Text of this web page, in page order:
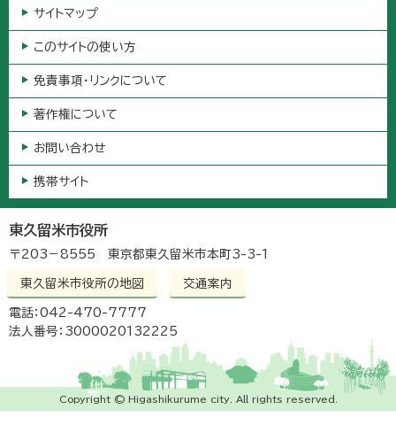
サイトマップ
このサイトの使い方
免責事項・リンクについて
著作権について
お問い合わせ
携帯サイト
東久留米市役所
〒203－8555 東京都東久留米市本町3-3-1
東久留米市役所の地図 交通案内
電話：042-470-7777
法人番号：3000020132225
Copyright © Higashikurume city. All rights reserved.